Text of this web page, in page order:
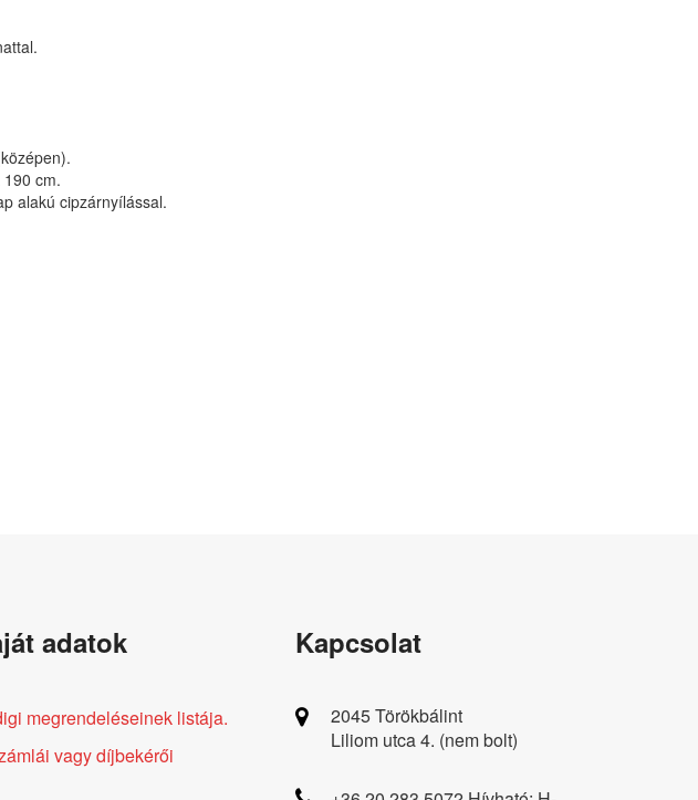
cm.
alakú cipzárnyílással.
adatok
megrendeléseinek listája.
vagy díjbekérői
Kapcsolat
2045 Törökbálint
Liliom utca 4. (nem bolt)